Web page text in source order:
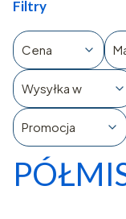
Filtry
Cena
Wysyłka w
Promocja
Koniec filtrów